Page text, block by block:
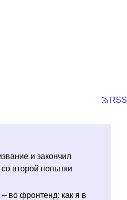
RSS
и закончил
второй попытки
во фронтенд: как я в